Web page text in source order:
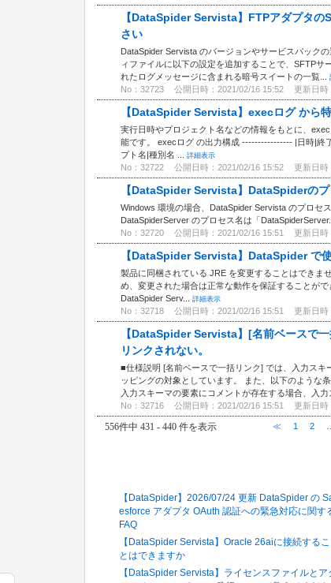
【DataSpider Servista】FTPアダプタの
さい
DataSpider Servista のバージョンやサービスパック
ィファイルに以下の設定を追加することで、SFTP
れたログメッセージに含まれる暗号スイートの一覧...
No：32723 公開日時：2021/02/16 15:52 更新日時
【DataSpider Servista】execログ から
実行日時やプロジェクト名などの情報をもとに、
能です。 execログ の出力構成 ---------------- |日時|終
プト名|種別名 ...
詳細表示
No：32722 公開日時：2021/02/16 15:52 更新日時
【DataSpider Servista】DataSpiderのプ
Windows 環境の場合、DataSpider Servista のプロセ
DataSpiderServer のプロセス名は「
No：32720 公開日時：2021/02/16 15:51 更新日時
【DataSpider Servista】DataSpider で
製品に同梱されている JRE を変更することはできま
め、変更された場合は正常な動作を保証することが
DataSpider Serv...
詳細表示
No：32718 公開日時：2021/02/16 15:51 更新日時
【DataSpider Servista】[名前ベースで
リンクされない。
■仕様説明 [名前ベースで一括リンク] では、入力ス
ッピングの対象としています。 また、以下のような
入力スキーマの要素にコメントが存在する場合、入力
No：32716 公開日時：2021/02/16 15:51 更新日時
556件中 431 - 440 件を表示 ≪ 1 2
【DataSpider】2026/07/24 更新 DataSpider の
esforce アダプタ OAuth 認証への緊急対応に関す
FAQ
【DataSpider Servista】Oracle 26aiに接続するこ
とはできますか
【DataSpider Servista】ライセンスファイルとア